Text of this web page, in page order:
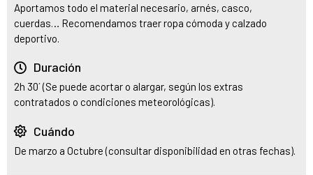
Aportamos todo el material necesario, arnés, casco,
cuerdas… Recomendamos traer ropa cómoda y calzado
deportivo.
Duración
2h 30´ (Se puede acortar o alargar, según los extras
contratados o condiciones meteorológicas).
Cuándo
De marzo a Octubre (consultar disponibilidad en otras fechas).